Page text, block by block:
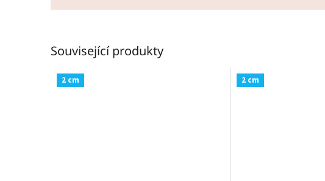
Související produkty
2 cm 2 cm